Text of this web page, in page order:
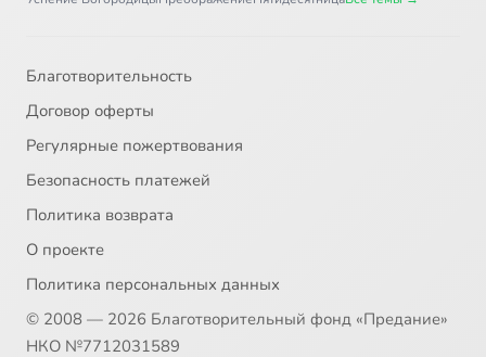
Благотворительность
Договор оферты
Регулярные пожертвования
Безопасность платежей
Политика возврата
О проекте
Политика персональных данных
© 2008 — 2026 Благотворительный фонд «Предание»
НКО №7712031589